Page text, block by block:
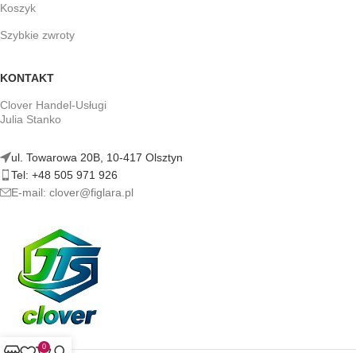
Koszyk
Szybkie zwroty
KONTAKT
Clover Handel-Usługi
Julia Stanko
ul. Towarowa 20B, 10-417 Olsztyn
Tel: +48 505 971 926
E-mail: clover@figlara.pl
0